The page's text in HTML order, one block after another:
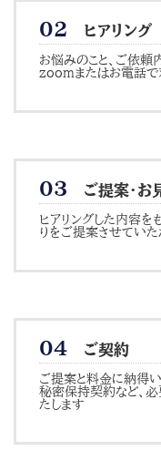
０２ ヒアリング
お悩みのこと、ご依頼
zoomまたはお電話で
０３ ご提案・お
ヒアリングした内容を
りをご提案させていた
０４ ご契約
ご提案と料金に納得
秘密保持契約など、
たします